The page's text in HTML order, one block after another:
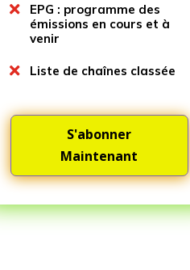

EPG : programme des
émissions en cours et à
venir
 Liste de chaînes classée
S'abonner
Maintenant